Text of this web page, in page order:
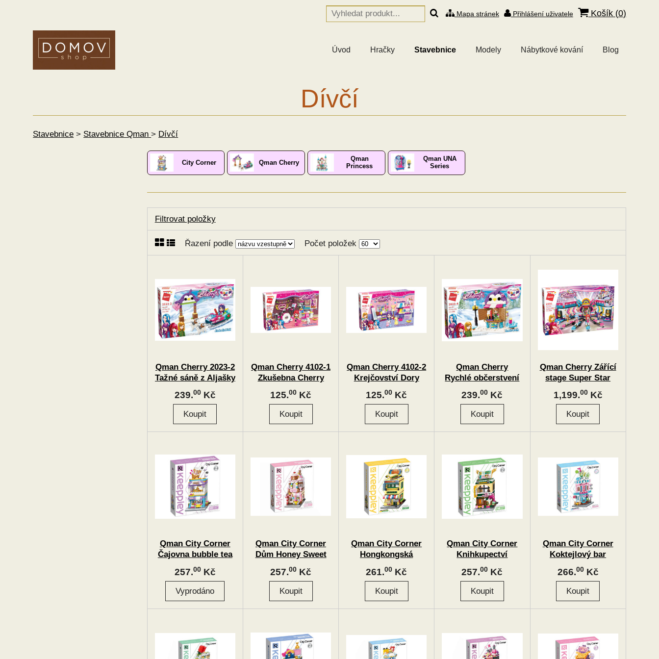
Mapa stránek Přihlášení uživatele Košík (0)
Úvod Hračky Stavebnice Modely Nábytkové kování Blog
Dívčí
Stavebnice > Stavebnice Qman> Dívčí
City Corner Qman Cherry
Qman
Princess
Qman UNA
Series
Filtrovat položky
Řazení podle Počet položek
Qman Cherry 2023-2
Tažné sáně z Aljašky
239.00Kč
Qman Cherry 4102-1
Zkušebna Cherry
125.00 Kč
Qman Cherry 4102-2
Krejčovství Dory
125.00 Kč
Qman Cherry
Rychlé občerstvení
239.00 Kč
Qman Cherry Zářící
stage Super Star
1,199.00Kč
Qman City Corner
Čajovna bubble tea
257.00Kč
Qman City Corner
Dům Honey Sweet
Dessert
257.00 Kč
Qman City Corner
Hongkongská
restaurace
261.00 Kč
Qman City Corner
Knihkupectví
257.00 Kč
Qman City Corner
Koktejlový bar
266.00Kč